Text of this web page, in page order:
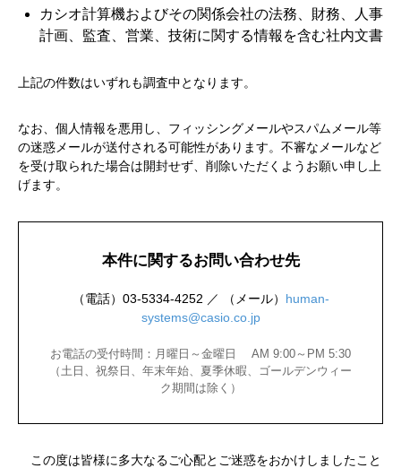
カシオ計算機およびその関係会社の法務、財務、人事
計画、監査、営業、技術に関する情報を含む社内文書
上記の件数はいずれも調査中となります。
なお、個人情報を悪用し、フィッシングメールやスパムメール等
の迷惑メールが送付される可能性があります。不審なメールなど
を受け取られた場合は開封せず、削除いただくようお願い申し上
げます。
本件に関するお問い合わせ先
（電話）03-5334-4252 ／ （メール） human-
systems@casio.co.jp
お電話の受付時間：月曜日～金曜日 AM 9:00～PM 5:30
（土日、祝祭日、年末年始、夏季休暇、ゴールデンウィー
ク期間は除く）
この度は皆様に多大なるご心配とご迷惑をおかけしましたこと